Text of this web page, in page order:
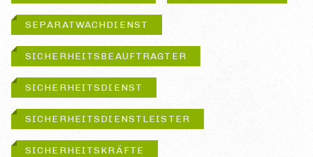
SEPARATWACHDIENST
SICHERHEITSBEAUFTRAGTER
SICHERHEITSDIENST
SICHERHEITSDIENSTLEISTER
SICHERHEITSKRÄFTE